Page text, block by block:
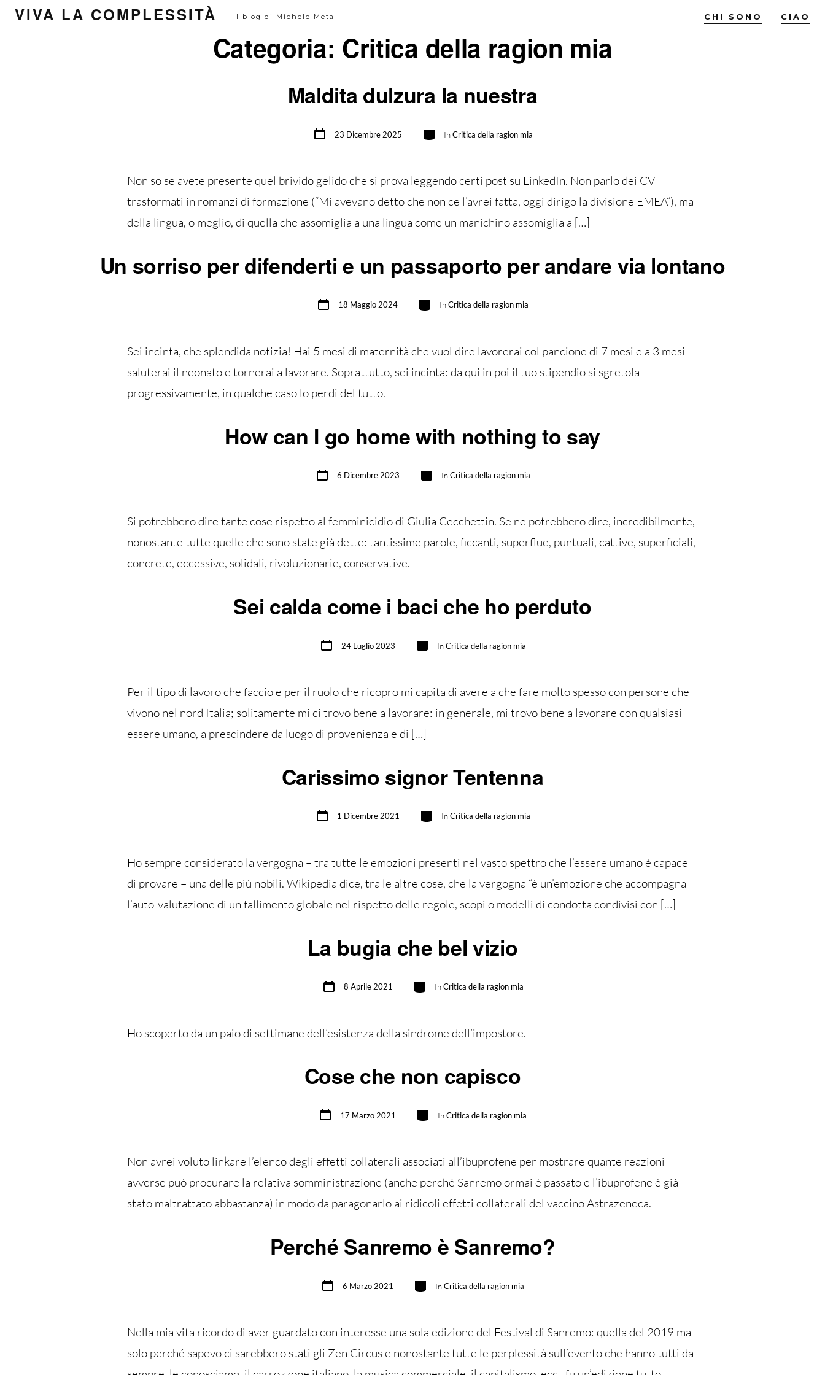
PassaVIVA LA COMPLESSITÀ Il blog di Michele Meta CHI SONO CIAO
Categoria: Critica della ragion mia
Maldita dulzura la nuestra
Data
articolo23 Dicembre 2025 Categorie
InCritica della ragion mia
Non so se avete presente quel brivido gelido che si prova leggendo certi post su LinkedIn. Non parlo dei CV
trasformati in romanzi di formazione (“Mi avevano detto che non ce l’avrei fatta, oggi dirigo la divisione EMEA“), ma
della lingua, o meglio, di quella che assomiglia a una lingua come un manichino assomiglia a […]
Un sorriso per difenderti e un passaporto per andare via lontano
Data
articolo18 Maggio 2024 Categorie
InCritica della ragion mia
Sei incinta, che splendida notizia! Hai 5 mesi di maternità che vuol dire lavorerai col pancione di 7 mesi e a 3 mesi
saluterai il neonato e tornerai a lavorare. Soprattutto, sei incinta: da qui in poi il tuo stipendio si sgretola
progressivamente, in qualche caso lo perdi del tutto.
How can I go home with nothing to say
Data
articolo6 Dicembre 2023 Categorie
InCritica della ragion mia
Si potrebbero dire tante cose rispetto al femminicidio di Giulia Cecchettin. Se ne potrebbero dire, incredibilmente,
nonostante tutte quelle che sono state già dette: tantissime parole, ficcanti, superflue, puntuali, cattive, superficiali,
concrete, eccessive, solidali, rivoluzionarie, conservative.
Sei calda come i baci che ho perduto
Data
articolo24 Luglio 2023 Categorie
InCritica della ragion mia
Per il tipo di lavoro che faccio e per il ruolo che ricopro mi capita di avere a che fare molto spesso con persone che
vivono nel nord Italia; solitamente mi ci trovo bene a lavorare: in generale, mi trovo bene a lavorare con qualsiasi
essere umano, a prescindere da luogo di provenienza e di […]
Carissimo signor Tentenna
Data
articolo1 Dicembre 2021 Categorie
InCritica della ragion mia
Ho sempre considerato la vergogna – tra tutte le emozioni presenti nel vasto spettro che l’essere umano è capace
di provare – una delle più nobili. Wikipedia dice, tra le altre cose, che la vergogna “è un’emozione che accompagna
l’auto-valutazione di un fallimento globale nel rispetto delle regole, scopi o modelli di condotta condivisi con […]
La bugia che bel vizio
Data
articolo8 Aprile 2021 Categorie
InCritica della ragion mia
Ho scoperto da un paio di settimane dell’esistenza della sindrome dell’impostore.
Cose che non capisco
Data
articolo17 Marzo 2021 Categorie
InCritica della ragion mia
Non avrei voluto linkare l’elenco degli effetti collaterali associati all’ibuprofene per mostrare quante reazioni
avverse può procurare la relativa somministrazione (anche perché Sanremo ormai è passato e l’ibuprofene è già
stato maltrattato abbastanza) in modo da paragonarlo ai ridicoli effetti collaterali del vaccino Astrazeneca.
Perché Sanremo è Sanremo?
Data
articolo6 Marzo 2021 Categorie
InCritica della ragion mia
Nella mia vita ricordo di aver guardato con interesse una sola edizione del Festival di Sanremo: quella del 2019 ma
solo perché sapevo ci sarebbero stati gli Zen Circus e nonostante tutte le perplessità sull’evento che hanno tutti da